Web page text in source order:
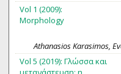
Vol 1 (2009):
Morphology
Athanasios Karasimos,
Vol 5 (2019): Γλώσσα και